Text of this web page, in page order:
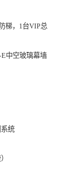
梯，1台VIP总
中空玻璃幕墙
统